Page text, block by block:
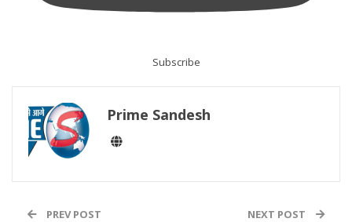
Subscribe
Prime Sandesh
PREV POST NEXT POST